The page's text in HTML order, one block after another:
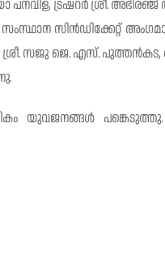
പനവിള, ട്രഷറർ ശ്രീ.
സിൻഡിക്കേറ്റ്
സജു ജെ. എസ്. പുത്തൻകട,
യുവജനങ്ങൾ